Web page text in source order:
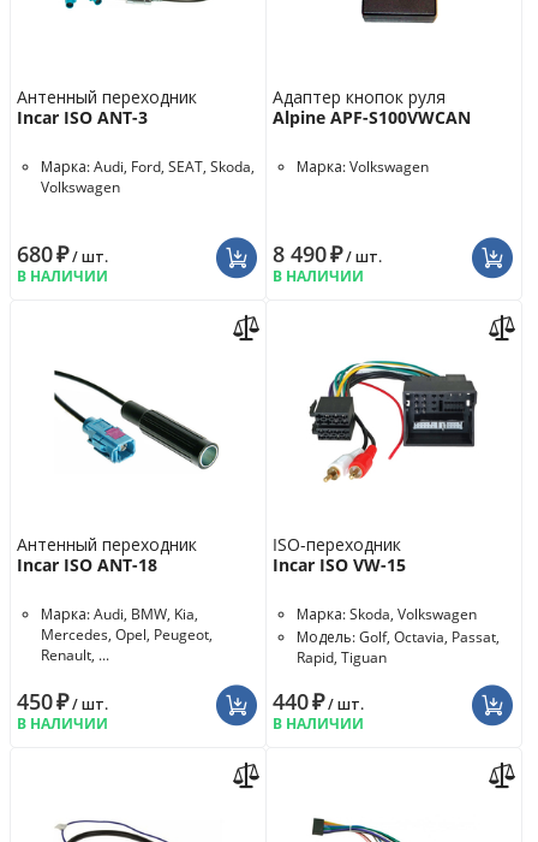
Антенный переходник
Incar ISO ANT-3
Марка: Audi, Ford, SEAT, Skoda,
Volkswagen
680₽/ шт.
В НАЛИЧИИ
Адаптер кнопок руля
Alpine APF-S100VWCAN
Марка: Volkswagen
8 490₽/ шт.
В НАЛИЧИИ
Антенный переходник
Incar ISO ANT-18
Марка: Audi, BMW, Kia,
Mercedes, Opel, Peugeot,
Renault, ...
450₽/ шт.
В НАЛИЧИИ
ISO-переходник
Incar ISO VW-15
Марка: Skoda, Volkswagen
Модель: Golf, Octavia, Passat,
Rapid, Tiguan
440₽/ шт.
В НАЛИЧИИ